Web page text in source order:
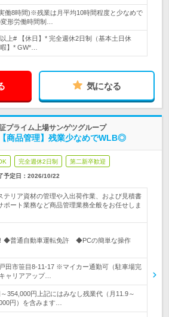
働8時間)※残業は月平均10時間程度と少なめで
形労働時間制…
上# 【休日】* 完全週休2日制（基本土日休
】* GW*…
気になる
プライム上場サンゲツグループ
商品管理】残業少なめでWLB◎
完全週休2日制 第二新卒歓迎
予定日： 2026/10/22
テリア資材の管理や入出荷作業、および見積書
ポート業務など商品管理業務全般をお任せしま
◆普通自動車運転免許 ◆PCの簡単な操作
田市笹目8-11-17 ※マイカー通勤可（駐車場完
ャリアアップ…
354,000円上記にはみなし残業代（月11.9～
円）を含みます…